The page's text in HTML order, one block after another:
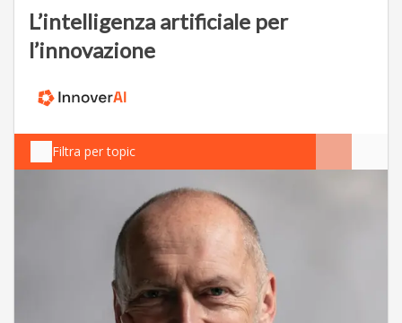
L’intelligenza artificiale per
l’innovazione
Filtra per topic